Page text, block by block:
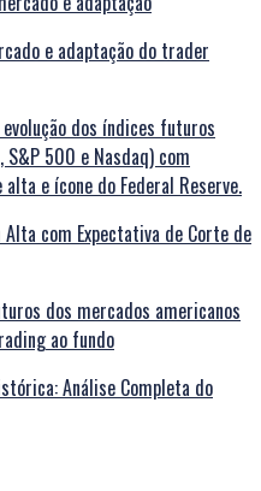
e adaptação do trader
Alta com Expectativa de Corte de
Análise Completa do